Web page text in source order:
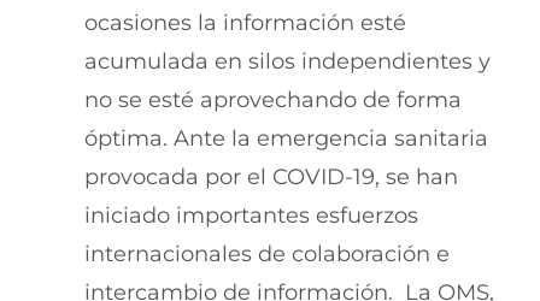
ocasiones la información esté
acumulada en silos independientes y
no se esté aprovechando de forma
óptima. Ante la emergencia sanitaria
provocada por el COVID-19, se han
iniciado importantes esfuerzos
internacionales de colaboración e
intercambio de información. La OMS,